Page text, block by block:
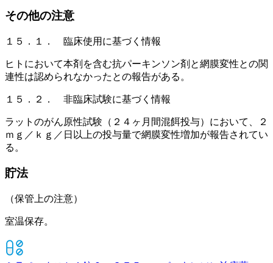
その他の注意
１５．１． 臨床使用に基づく情報
ヒトにおいて本剤を含む抗パーキンソン剤と網膜変性との関
連性は認められなかったとの報告がある。
１５．２． 非臨床試験に基づく情報
ラットのがん原性試験（２４ヶ月間混餌投与）において、２
ｍｇ／ｋｇ／日以上の投与量で網膜変性増加が報告されてい
る。
貯法
（保管上の注意）
室温保存。